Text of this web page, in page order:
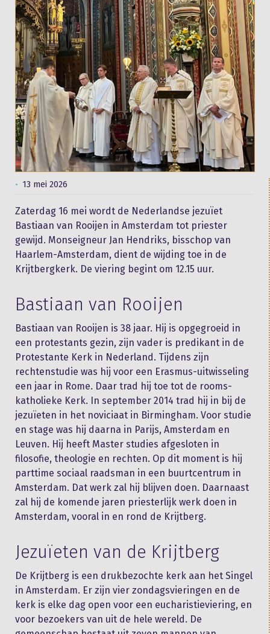
13 mei 2026
Zaterdag 16 mei wordt de Nederlandse jezuïet
Bastiaan van Rooijen in Amsterdam tot priester
gewijd. Monseigneur Jan Hendriks, bisschop van
Haarlem-Amsterdam, dient de wijding toe in de
Krijtbergkerk. De viering begint om 12.15 uur.
Bastiaan van Rooijen
Bastiaan van Rooijen is 38 jaar. Hij is opgegroeid in
een protestants gezin, zijn vader is predikant in de
Protestante Kerk in Nederland. Tijdens zijn
rechtenstudie was hij voor een Erasmus-uitwisseling
een jaar in Rome. Daar trad hij toe tot de rooms-
katholieke Kerk. In september 2014 trad hij in bij de
jezuïeten in het noviciaat in Birmingham. Voor studie
en stage was hij daarna in Parijs, Amsterdam en
Leuven. Hij heeft Master studies afgesloten in
filosofie, theologie en rechten. Op dit moment is hij
parttime sociaal raadsman in een buurtcentrum in
Amsterdam. Dat werk zal hij blijven doen. Daarnaast
zal hij de komende jaren priesterlijk werk doen in
Amsterdam, vooral in en rond de Krijtberg.
Jezuïeten van de Krijtberg
De Krijtberg is een drukbezochte kerk aan het Singel
in Amsterdam. Er zijn vier zondagsvieringen en de
kerk is elke dag open voor een eucharistieviering, en
voor bezoekers van uit de hele wereld. De